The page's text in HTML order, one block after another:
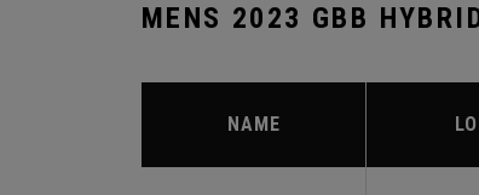
MENS 2023 GBB
NAME